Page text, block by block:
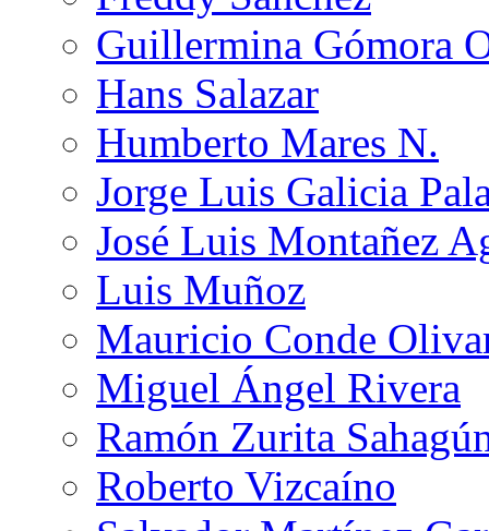
Guillermina Gómora
Hans Salazar
Humberto Mares N.
Jorge Luis Galicia
José Luis Montañez
Luis Muñoz
Mauricio Conde
Miguel Ángel Rivera
Ramón Zurita
Roberto Vizcaíno